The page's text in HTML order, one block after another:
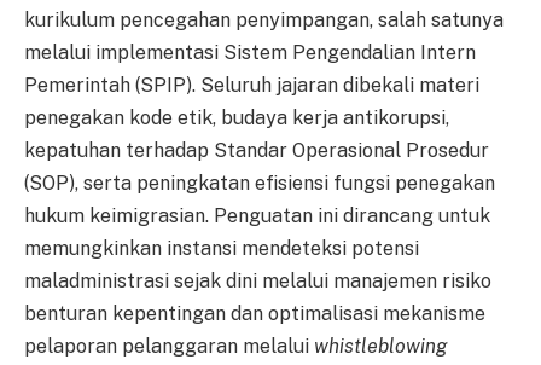
kurikulum pencegahan penyimpangan, salah satunya
melalui implementasi Sistem Pengendalian Intern
Pemerintah (SPIP). Seluruh jajaran dibekali materi
penegakan kode etik, budaya kerja antikorupsi,
kepatuhan terhadap Standar Operasional Prosedur
(SOP), serta peningkatan efisiensi fungsi penegakan
hukum keimigrasian. Penguatan ini dirancang untuk
memungkinkan instansi mendeteksi potensi
maladministrasi sejak dini melalui manajemen risiko
benturan kepentingan dan optimalisasi mekanisme
pelaporan pelanggaran melalui whistleblowing